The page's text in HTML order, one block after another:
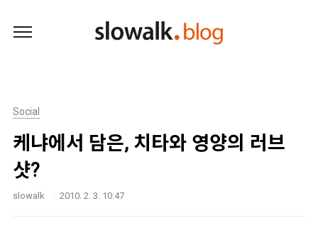
Social
케냐에서 담은, 치타와 영양의 러브
샷?
slowalk 2010. 2. 3. 10:47